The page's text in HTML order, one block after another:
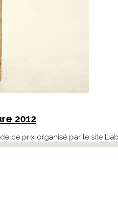
2012
ce prix organisé par le site